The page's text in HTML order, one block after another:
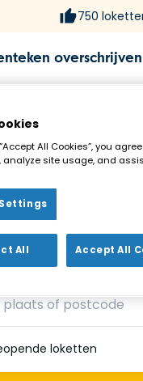
750
overschrijven
in de
loketten
All Cookies”, you
site usage, and
All Accept All